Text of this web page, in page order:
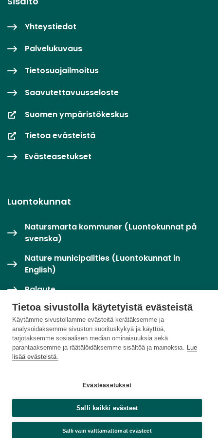
Tietoa sivustolla käytetyistä evästeistä
Käytämme sivustollamme evästeitä kerätäksemme ja
analysoidaksemme sivuston suorituskykyä ja käyttöä,
tarjotaksemme sosiaalisen median ominaisuuksia sekä
parantaaksemme ja räätälöidäksemme sisältöä ja mainoksia. Lue
lisää evästeistä.
Evästeasetukset
Salli kaikki evästeet
Salli vain välttämättömät evästeet
Yhteystiedot
Palvelukuvaus
Tietosuojailmoitus
Saavutettavuusseloste
Suomen ympäristökeskus
Tietoa evästeistä
Evästeasetukset
Luontokunnat
Natursmarta kommuner (Luontokunnat på
svenska)
Nature municipalities (Luontokunnat in
English)
Palaute
Twitter / X
Luontoloikka-palvelu